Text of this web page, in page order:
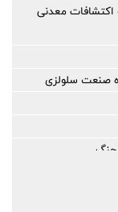
معدنی
صنعت سلولزی
جنگ
جدید
همراهان